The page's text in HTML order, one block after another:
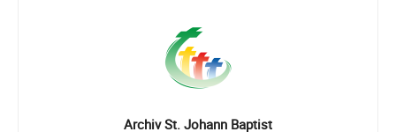
Archiv St. Johann Baptist